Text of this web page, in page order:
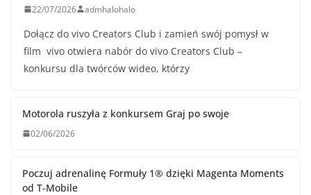
22/07/2026 admhalohalo
Dołącz do vivo Creators Club i zamień swój pomysł w
film vivo otwiera nabór do vivo Creators Club –
konkursu dla twórców wideo, którzy
Motorola ruszyła z konkursem Graj po swoje
02/06/2026
Poczuj adrenalinę Formuły 1® dzięki Magenta Moments
od T‑Mobile